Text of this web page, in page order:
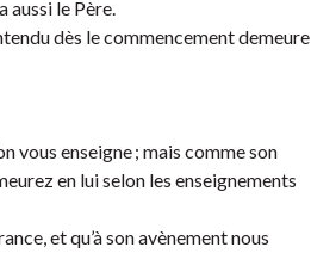
aussi le Père.
dès le commencement demeure
vous enseigne ; mais comme son
en lui selon les enseignements
et qu’à son avènement nous